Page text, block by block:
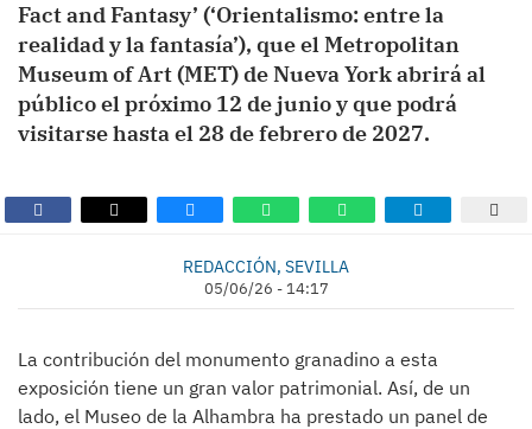
Fact and Fantasy’ (‘Orientalismo: entre la
realidad y la fantasía’), que el Metropolitan
Museum of Art (MET) de Nueva York abrirá al
público el próximo 12 de junio y que podrá
visitarse hasta el 28 de febrero de 2027.
REDACCIÓN, SEVILLA
05/06/26 - 14:17
La contribución del monumento granadino a esta
exposición tiene un gran valor patrimonial. Así, de un
lado, el Museo de la Alhambra ha prestado un panel de